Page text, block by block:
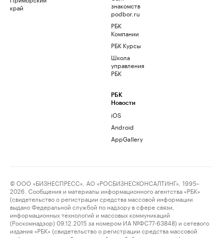
край
знакомств
podbor.ru
РБК
Компании
РБК Курсы
Школа
управления
РБК
РБК
Новости
iOS
Android
AppGallery
© ООО «БИЗНЕСПРЕСС», АО «РОСБИЗНЕСКОНСАЛТИНГ», 1995–
2026. Сообщения и материалы информационного агентства «РБК»
(свидетельство о регистрации средства массовой информации
выдано Федеральной службой по надзору в сфере связи,
информационных технологий и массовых коммуникаций
(Роскомнадзор) 09.12.2015 за номером ИА №ФС77-63848) и сетевого
издания «РБК» (свидетельство о регистрации средства массовой